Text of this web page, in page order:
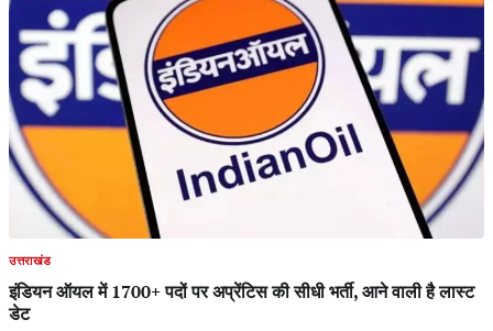
उत्तराखंड
इंडियन ऑयल में 1700+ पदों पर अप्रेंटिस की सीधी भर्ती, आने वाली है लास्ट
डेट